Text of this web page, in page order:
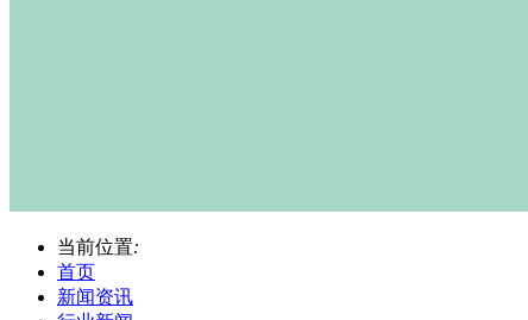
当前位置:
首页
新闻资讯